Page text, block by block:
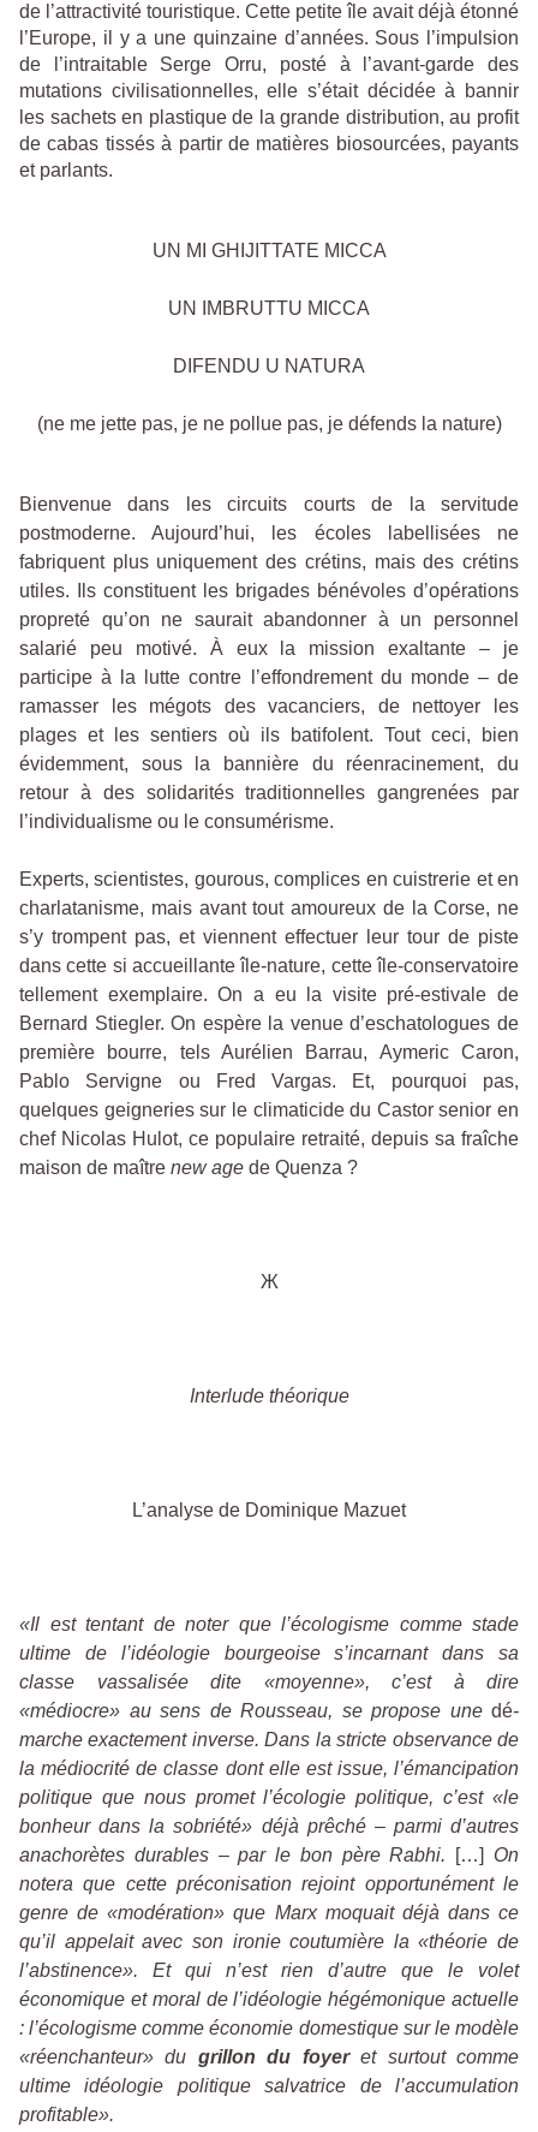
de l’attractivité touristique. Cette petite île avait déjà étonné
l’Europe, il y a une quinzaine d’années. Sous l’impulsion
de l’intraitable Serge Orru, posté à l’avant-garde des
mutations civilisationnelles, elle s’était décidée à bannir
les sachets en plastique de la grande distribution, au profit
de cabas tissés à partir de matières biosourcées, payants
et parlants.
UN MI GHIJITTATE MICCA
UN IMBRUTTU MICCA
DIFENDU U NATURA
(ne me jette pas, je ne pollue pas, je défends la nature)
Bienvenue dans les circuits courts de la servitude
postmoderne. Aujourd’hui, les écoles labellisées ne
fabriquent plus uniquement des crétins, mais des crétins
utiles. Ils constituent les brigades bénévoles d’opérations
propreté qu’on ne saurait abandonner à un personnel
salarié peu motivé. À eux la mission exaltante – je
participe à la lutte contre l’effondrement du monde – de
ramasser les mégots des vacanciers, de nettoyer les
plages et les sentiers où ils batifolent. Tout ceci, bien
évidemment, sous la bannière du réenracinement, du
retour à des solidarités traditionnelles gangrenées par
l’individualisme ou le consumérisme.
Experts, scientistes, gourous, complices en cuistrerie et en
charlatanisme, mais avant tout amoureux de la Corse, ne
s’y trompent pas, et viennent effectuer leur tour de piste
dans cette si accueillante île-nature, cette île-conservatoire
tellement exemplaire. On a eu la visite pré-estivale de
Bernard Stiegler. On espère la venue d’eschatologues de
première bourre, tels Aurélien Barrau, Aymeric Caron,
Pablo Servigne ou Fred Vargas. Et, pourquoi pas,
quelques geigneries sur le climaticide du Castor senior en
chef Nicolas Hulot, ce populaire retraité, depuis sa fraîche
maison de maître new age de Quenza ?
Ж
Interlude théorique
L’analyse de Dominique Mazuet
«Il est tentant de noter que l’écologisme comme stade
ultime de l’idéologie bourgeoise s’incarnant dans sa
classe vassalisée dite «moyenne», c’est à dire
«médiocre» au sens de Rousseau, se propose une dé-
marche exactement inverse. Dans la stricte observance de
la médiocrité de classe dont elle est issue, l’émancipation
politique que nous promet l’écologie politique, c’est «le
bonheur dans la sobriété» déjà prêché – parmi d’autres
anachorètes durables – par le bon père Rabhi.
[…]
On
notera que cette préconisation rejoint opportunément le
genre de «modération» que Marx moquait déjà dans ce
qu’il appelait avec son ironie coutumière la «théorie de
l’abstinence». Et qui n’est rien d’autre que le volet
économique et moral de l’idéologie hégémonique actuelle
: l’écologisme comme économie domestique sur le modèle
«réenchanteur» du grillon du foyer et surtout comme
ultime idéologie politique salvatrice de l’accumulation
profitable».